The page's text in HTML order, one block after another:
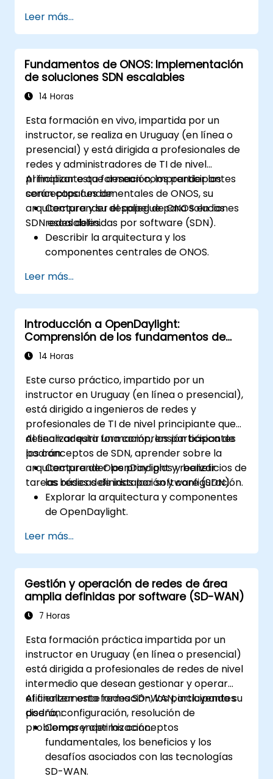
Leer más...
Fundamentos de ONOS: Implementación
de soluciones SDN escalables
14 Horas
Esta formación en vivo, impartida por un
instructor, se realiza en Uruguay (en línea o
presencial) y está dirigida a profesionales de
redes y administradores de TI de nivel
principiante que desean comprender los
conceptos fundamentales de ONOS, su
arquitectura y su despliegue para soluciones
SDN escalables.
Al finalizar esta formación, los participantes
serán capaces de:
Comprender el papel de ONOS en las
redes definidas por software (SDN).
Describir la arquitectura y los
componentes centrales de ONOS.
basado en Linux.
Configurar una red SDN básica utilizando
ONOS.
Explorar las características de ONOS
para gestionar y escalar la
infraestructura de red.
Leer más...
Introducción a OpenDaylight:
Comprensión de los fundamentos de
SDN14 Horas
Este curso práctico, impartido por un
instructor en Uruguay (en línea o presencial),
está dirigido a ingenieros de redes y
profesionales de TI de nivel principiante que
desean adquirir una comprensión básica de
los conceptos de SDN, aprender sobre la
arquitectura de OpenDaylight y realizar
tareas básicas de instalación y configuración.
Al finalizar esta formación, los participantes
podrán:
Comprender los principios y beneficios de
las redes definidas por software (SDN).
Explorar la arquitectura y componentes
de OpenDaylight.
sistema Linux.
Integrar OpenDaylight con dispositivos de
red.
Ejecutar operaciones y comandos
básicos de OpenDaylight.
Leer más...
Gestión y operación de redes de área
amplia definidas por software (SD-WAN)
7 Horas
Esta formación práctica impartida por un
instructor en Uruguay (en línea o presencial)
está dirigida a profesionales de redes de nivel
intermedio que desean gestionar y operar
eficientemente redes SD-WAN, incluyendo su
diseño, configuración, resolución de
problemas y optimización.
Al finalizar esta formación, los participantes
podrán:
Comprender los conceptos
fundamentales, los beneficios y los
desafíos asociados con las tecnologías
SD-WAN.